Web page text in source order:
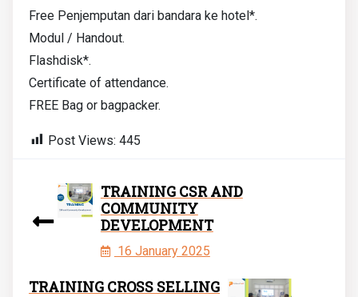
Free Penjemputan dari bandara ke hotel*.
Modul / Handout.
Flashdisk*.
Certificate of attendance.
FREE Bag or bagpacker.
Post Views: 445
TRAINING CSR AND
COMMUNITY
DEVELOPMENT
16 January 2025
TRAINING CROSS SELLING